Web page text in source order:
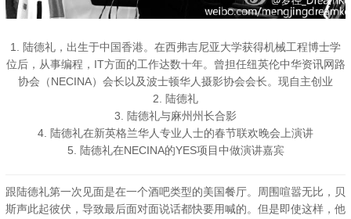
1. 陆德礼，出生于中国香港。在西弗吉尼亚大学获得机械工程博士学
位后，从事编程，IT方面的工作达数十年。曾担任纽英伦中华资讯网路
协会（NECINA）会长以及波士顿华人摄影协会会长。现自主创业
2. 陆德礼
3. 陆德礼与麻州州长合影
4. 陆德礼在新英格兰华人专业人士的春节联欢晚会上演讲
5. 陆德礼在NECINA的YES项目中做演讲嘉宾
跟陆德礼第一次见面是在一个酒吧类型的美国餐厅。周围喧嚣无比，贝
斯声此起彼伏，导致最后面对面说话都快要用喊的。但是即使这样，他